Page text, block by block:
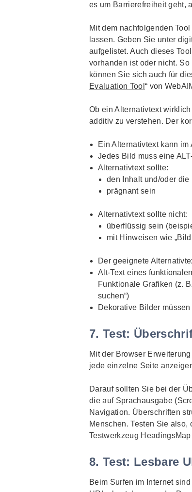
es um Barrierefreiheit geht,
Mit dem nachfolgendenTool
lassen. Geben Sie unter
aufgelistet. Auch diesesTool
vorhanden ist oder nicht.
können Sie sich auch für
Evaluation Tool “ von
Ob ein Alternativtext
additiv zu verstehen. Der
Ein Alternativtext kann
Jedes Bild muss eine
Alternativtext sollte:
den Inhalt und/oder
prägnant sein
Alternativtext sollte nicht:
überflüssig sein
mit Hinweisen wie „Bild
Der geeignete
Alt-Text eines
Funktionale Grafiken (z.
suchen“)
Dekorative Bilder
7. Test:
Mit der Browser
jede einzelne Seite
Darauf sollten Sie bei der
die auf Sprachausgabe (
Navigation. Überschriften
Menschen. Testen Sie
Testwerkzeug HeadingsMap
8. Test: Lesbare
Beim Surfen im Internet